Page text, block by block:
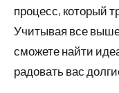
процесс, который
Учитывая все
сможете найти
радовать вас